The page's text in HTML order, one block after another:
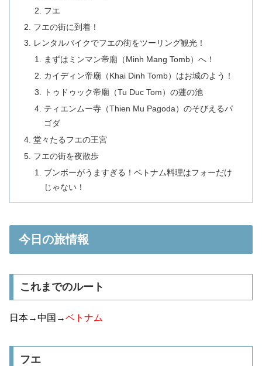
フエ
フエの街に到着！
レンタルバイクでフエの街をツーリング観光！
まずはミンマン帝廟（Minh Mang Tomb）へ！
カイディン帝廟（Khai Dinh Tomb）はお城のよう！
トゥドゥック帝廟（Tu Duc Tom）の蓮の池
ティエンムー寺（Thien Mu Pagoda）のそびえるパ
ゴダ
堂々たるフエの王宮
フエの街を夜散歩
ブンボーがうますぎる！ベトナム料理はフォーだけ
じゃない！
今日の旅情報
これまでのルート
日本→中国→ベトナム
フエ